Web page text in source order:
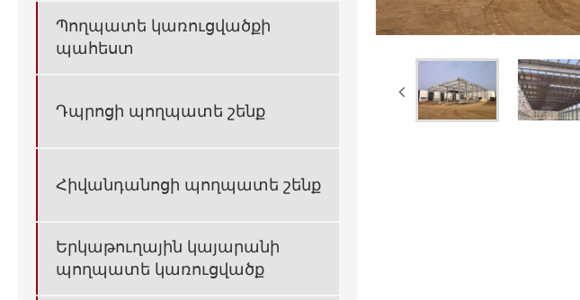
Պողպատե կառուցվածքի
պահեստ
Դպրոցի պողպատե շենք
Հիվանդանոցի պողպատե շենք
Երկաթուղային կայարանի
պողպատե կառուցվածք